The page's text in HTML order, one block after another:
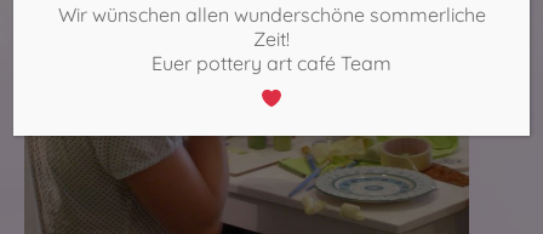
Wir wünschen allen wunderschöne sommerliche
Zeit!
Euer pottery art café Team